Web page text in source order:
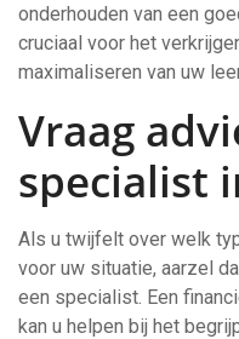
onderhouden van een
cruciaal voor het
maximaliseren van uw
Vraag
specialist
Als u twijfelt over welk
voor uw situatie, aarzel
een specialist. Een
kan u helpen bij het